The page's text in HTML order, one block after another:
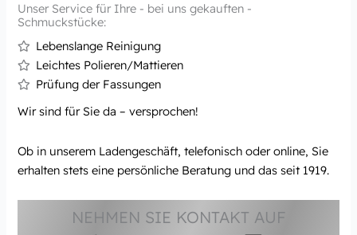
Unser Service für Ihre - bei uns gekauften -
Schmuckstücke:
Lebenslange Reinigung
Leichtes Polieren/Mattieren
Prüfung der Fassungen
Wir sind für Sie da – versprochen!
Ob in unserem Ladengeschäft, telefonisch oder online, Sie
erhalten stets eine persönliche Beratung und das seit 1919.
NEHMEN SIE KONTAKT AUF